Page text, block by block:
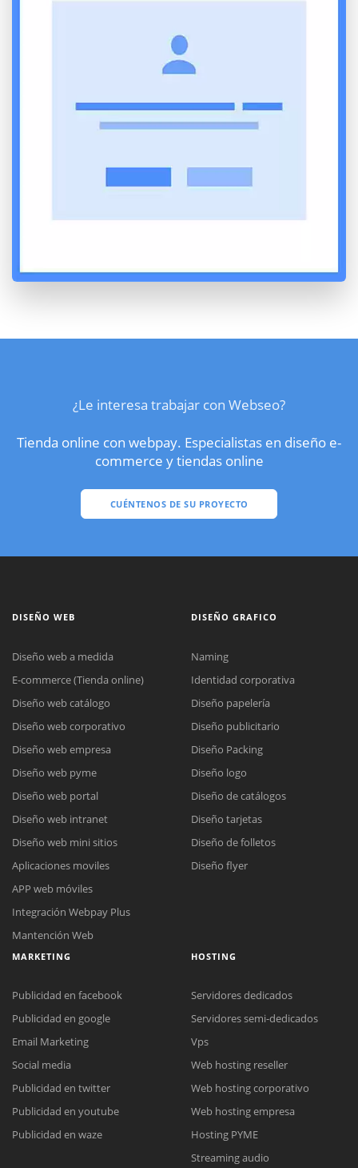
¿Le interesa trabajar con Webseo?
Tienda online con webpay. Especialistas en diseño e-
commerce y tiendas online
CUÉNTENOS DE SU PROYECTO
Reunión online
Meet para la reunión online.
Cotización
Chat Online
Todos nuestros ejecutivos están fuera de línea. Complete el formulario
DISEÑO WEB
Diseño web a medida
E-commerce (Tienda online)
Diseño web catálogo
Diseño web corporativo
Diseño web empresa
Diseño web pyme
Diseño web portal
Diseño web intranet
Diseño web mini sitios
Aplicaciones moviles
APP web móviles
Integración Webpay Plus
Mantención Web
DISEÑO GRAFICO
Naming
Identidad corporativa
Diseño papelería
Diseño publicitario
Diseño Packing
Diseño logo
Diseño de catálogos
Diseño tarjetas
Diseño de folletos
Diseño flyer
MARKETING
Publicidad en facebook
Publicidad en google
Email Marketing
Social media
Publicidad en twitter
Publicidad en youtube
Publicidad en waze
HOSTING
Servidores dedicados
Servidores semi-dedicados
Vps
Web hosting reseller
Web hosting corporativo
Web hosting empresa
Hosting PYME
Streaming audio